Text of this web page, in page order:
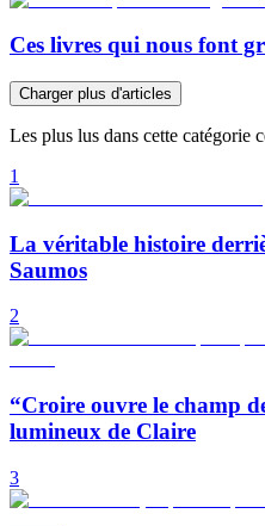
Ces livres qui nous font
Charger plus d'articles
Les plus lus dans cette catégorie
1
La véritable histoire
Saumos
2
“Croire ouvre le champ
lumineux de Claire
3